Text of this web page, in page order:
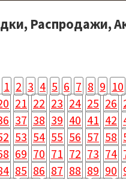
Распродажи,
1 2 3 4 5 6 7 8 9 10
21 22 23 24 25 26
37 38 39 40 41 42
53 54 55 56 57 58
69 70 71 72 73 74
85 86 87 88 89 90